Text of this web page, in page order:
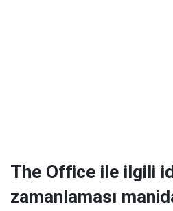
The Office ile ilgili
zamanlaması